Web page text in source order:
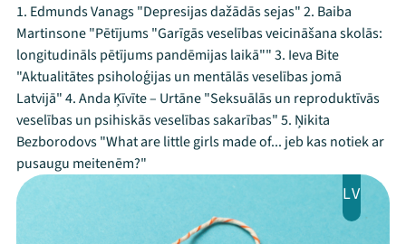
1. Edmunds Vanags "Depresijas dažādās sejas" 2. Baiba
Martinsone "Pētījums "Garīgās veselības veicināšana skolās:
longitudināls pētījums pandēmijas laikā"" 3. Ieva Bite
"Aktualitātes psiholoģijas un mentālās veselības jomā
Latvijā" 4. Anda Ķīvīte – Urtāne "Seksuālās un reproduktīvās
veselības un psihiskās veselības sakarības" 5. Ņikita
Bezborodovs "What are little girls made of... jeb kas notiek ar
pusaugu meitenēm?"
LV